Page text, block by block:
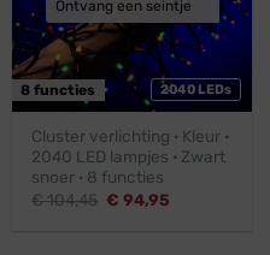
2040 LEDs
8 functies
Ontvang een seintje
Cluster verlichting · Kleur ·
2040 LED lampjes · Zwart
snoer · 8 functies
€104,45 Oorspronkelijke
€ 94,95